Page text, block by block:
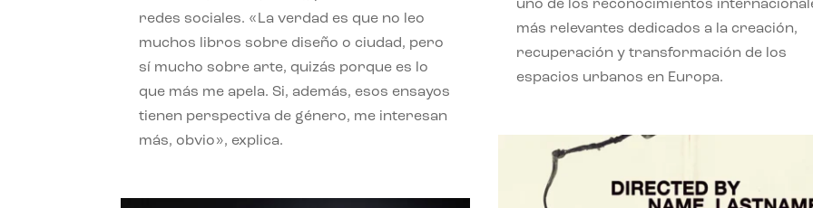
redes sociales. «La verdad es que no leo
muchos libros sobre diseño o ciudad, pero
sí mucho sobre arte, quizás porque es lo
que más me apela. Si, además, esos ensayos
tienen perspectiva de género, me interesan
más, obvio», explica.
uno de los reconocimientos
más relevantes dedicados a la creación,
recuperación y transformación de los
espacios urbanos en Europa.